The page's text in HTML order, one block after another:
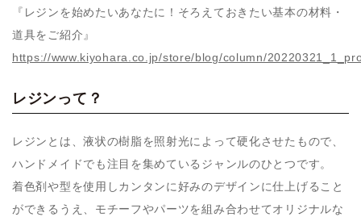
『レジンを始めたいあなたに！そろえておきたい基本の材料・
道具をご紹介』
https://www.kiyohara.co.jp/store/blog/column/
レジンって？
レジンとは、液状の樹脂を照射光によって硬化させたもので、
ハンドメイドでも注目を集めているジャンルのひとつです。
着色剤や型を使用しカンタンに好みのデザインに仕上げること
ができるうえ、モチーフやパーツを組み合わせてオリジナルな